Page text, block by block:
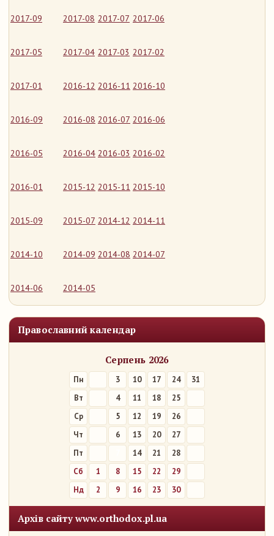
2017-09 2017-08 2017-07 2017-06
2017-05 2017-04 2017-03 2017-02
2017-01 2016-12 2016-11 2016-10
2016-09 2016-08 2016-07 2016-06
2016-05 2016-04 2016-03 2016-02
2016-01 2015-12 2015-11 2015-10
2015-09 2015-07 2014-12 2014-11
2014-10 2014-09 2014-08 2014-07
2014-06 2014-05
Православний календар
Серпень 2026
Пн 3 10 17 24
31
Вт
4 11 18
25
Ср
5 12 19
26
Чт
6 13 20
27
Пт
14 21
28
Сб
1 8 15 22
29
Нд
2 9 16 23 30
Архів сайту www.orthodox.pl.ua